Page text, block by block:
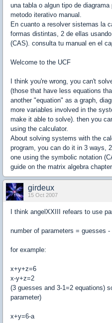
una tabla o algun tipo de
metodo iterativo manual.
En cuanto a resolver sistemas la
formas distintas, 2 de ellas
(CAS). consulta tu manual en el
Welcome to the UCF
I think you're wrong, you can't
(those that have less equations
another "equation" as a graph,
more variables involved in the
make it able to solve). then you
using the calculator.
About solving systems with the
program, you can do it in 3 ways,
one using the symbolic notation
guide on the matrix algebra
girdeux
15 Oct 2007
I think angelXXIII refears to use
number of parameters = guesses
for example:
x+y+z=6
x-y+z=2
(3 guesses and 3-1=2 equations)
parameter)
x+y=6-a